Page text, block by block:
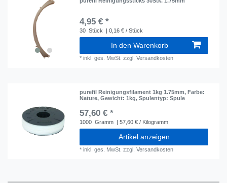
4,95 € *
30 Stück | 0,16 € / Stück
In den Warenkorb
*inkl. ges. MwSt. zzgl.Versandkosten
purefil Reinigungsfilament 1kg 1.75mm, Farbe:
Nature, Gewicht: 1kg, Spulentyp: Spule
57,60 € *
1000 Gramm | 57,60 € / Kilogramm
Artikel anzeigen
*inkl. ges. MwSt. zzgl.Versandkosten